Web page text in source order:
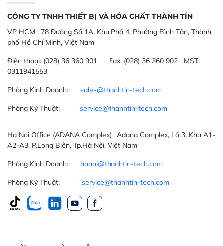
CÔNG TY TNHH THIẾT BỊ VÀ HÓA CHẤT THÀNH TÍN
VP HCM : 78 Đường Số 1A, Khu Phố 4, Phường Bình Tân, Thành
phố Hồ Chí Minh, Việt Nam
Điện thoại: (028) 36 360 901 Fax: (028) 36 360 902 MST:
0311941553
Phòng Kinh Doanh: sales@thanhtin-tech.com
Phòng Kỹ Thuật: service@thanhtin-tech.com
Ha Noi Office (ADANA Complex) : Adana Complex, Lô 3, Khu A1-
A2-A3, P.Long Biên, Tp.Hà Nội, Việt Nam
Phòng Kinh Doanh: hanoi@thanhtin-tech.com
Phòng Kỹ Thuật: service@thanhtin-tech.com